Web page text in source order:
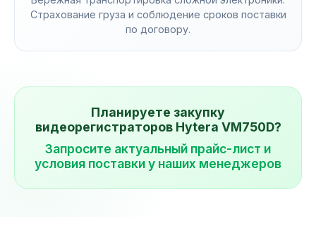
Страхование груза и соблюдение сроков поставки
по договору.
Планируете закупку
видеорегистраторов Hytera VM750D?
Запросите актуальный прайс-лист и
условия поставки у наших менеджеров